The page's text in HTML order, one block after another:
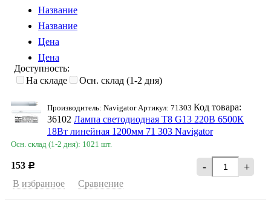
Название
Название
Цена
Цена
Доступность:
На складе
Осн. склад (1-2 дня)
Производитель: Navigator Артикул: 71303 Код товара:
36102 Лампа светодиодная T8 G13 220В 6500К
18Вт линейная 1200мм 71 303 Navigator
Осн. склад (1-2 дня): 1021 шт.
153 Р - +
В избранное Сравнение